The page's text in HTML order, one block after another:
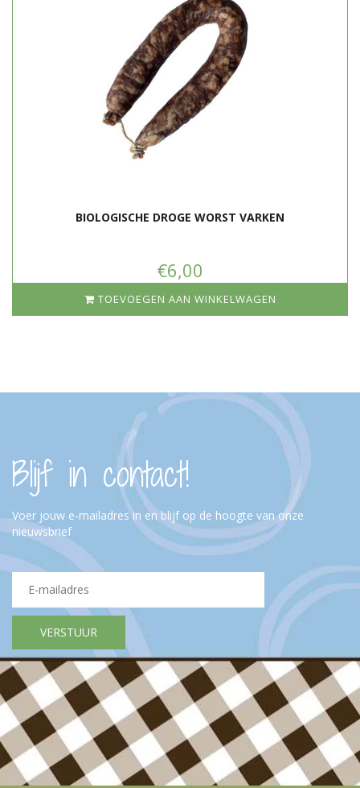
BIOLOGISCHE DROGE WORST VARKEN
€6,00
TOEVOEGEN AAN WINKELWAGEN
Blijf in contact!
Voer jouw e-mailadres in en blijf op de hoogte van onze
nieuwsbrief